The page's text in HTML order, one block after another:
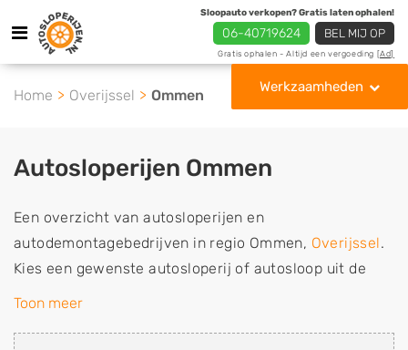
Sloopauto verkopen? Gratis laten ophalen!
06-40719624 BEL MIJ OP
Gratis ophalen - Altijd een vergoeding [Ad]
Werkzaamheden
Home Overijssel Ommen
Autosloperijen Ommen
Een overzicht van autosloperijen en
autodemontagebedrijven in regio Ommen, Overijssel.
Kies een gewenste autosloperij of autosloop uit de
lijst die gespecialiseerd is in de verkoop van
de inkoop van sloopauto's, schadeauto's en
Toon meer